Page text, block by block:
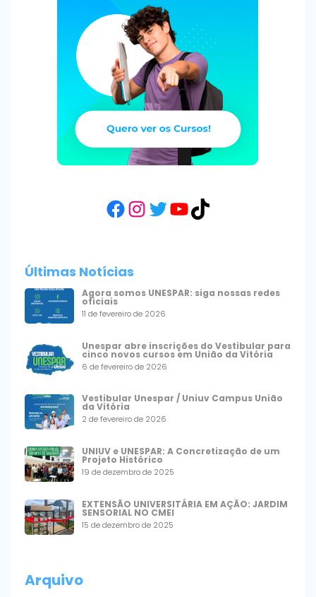
Facebook
Instagram
Twitter
YouTube
TikTok
Últimas Notícias
Agora somos UNESPAR: siga nossas redes
oficiais
11 de fevereiro de 2026
Unespar abre inscrições do Vestibular para
cinco novos cursos em União da Vitória
6 de fevereiro de 2026
Vestibular Unespar / Uniuv Campus União
da Vitória
2 de fevereiro de 2026
UNIUV e UNESPAR: A Concretização de um
Projeto Histórico
19 de dezembro de 2025
EXTENSÃO UNIVERSITÁRIA EM AÇÃO: JARDIM
SENSORIAL NO CMEI
15 de dezembro de 2025
Arquivo